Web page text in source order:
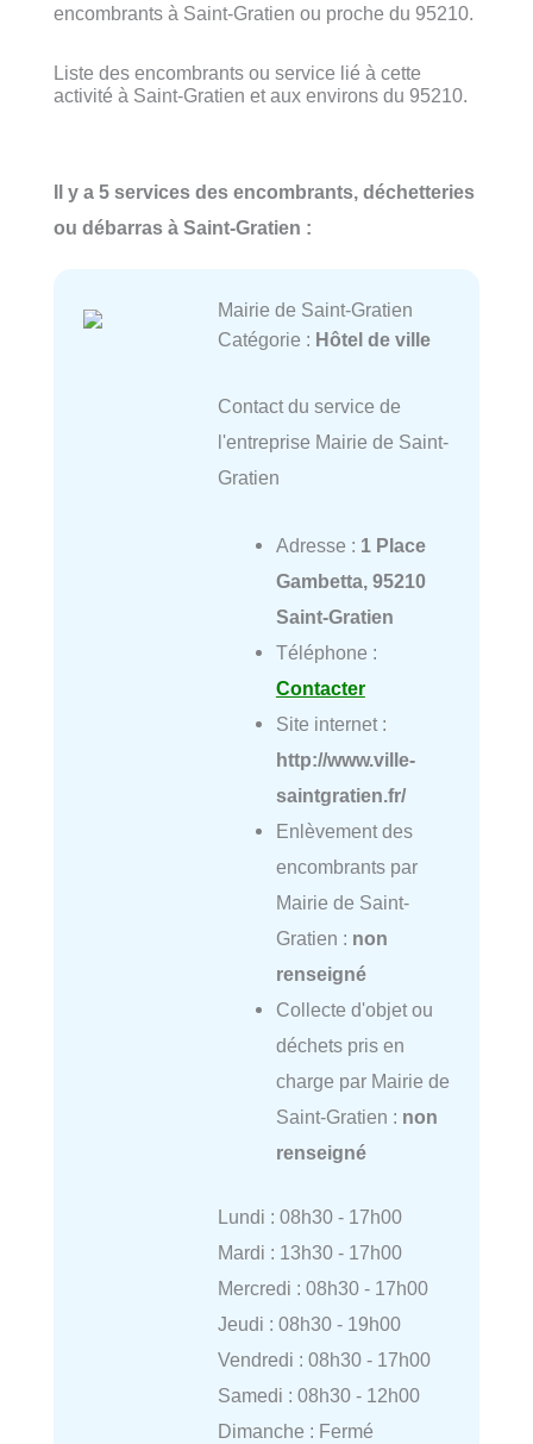
encombrants à Saint-Gratien ou proche du 95210.
Liste des encombrants ou service lié à cette
activité à Saint-Gratien et aux environs du 95210.
Il y a 5 services des encombrants, déchetteries
ou débarras à Saint-Gratien :
Mairie de Saint-Gratien
Catégorie : Hôtel de ville
Contact du service de
l'entreprise Mairie de Saint-
Gratien
Adresse : 1 Place
Gambetta, 95210
Saint-Gratien
Téléphone :
Contacter
Site internet :
http://www.ville-
saintgratien.fr/
Enlèvement des
encombrants par
Mairie de Saint-
Gratien : non
renseigné
Collecte d'objet ou
déchets pris en
charge par Mairie de
Saint-Gratien : non
renseigné
Lundi : 08h30 - 17h00
Mardi : 13h30 - 17h00
Mercredi : 08h30 - 17h00
Jeudi : 08h30 - 19h00
Vendredi : 08h30 - 17h00
Samedi : 08h30 - 12h00
Dimanche : Fermé